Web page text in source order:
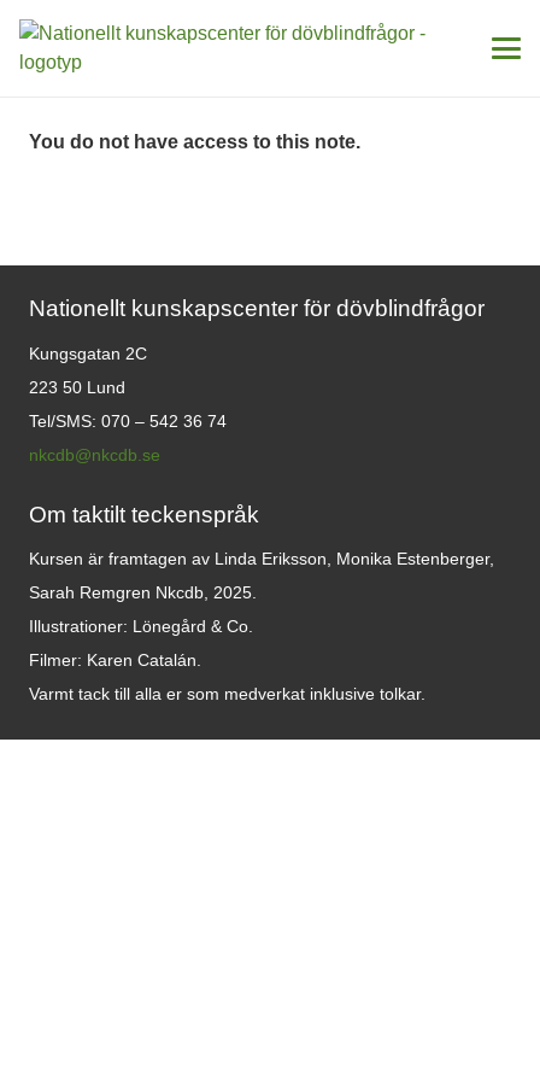
You do not have access to this note.
Nationellt kunskapscenter för dövblindfrågor
Kungsgatan 2C
223 50 Lund
Tel/SMS: 070 – 542 36 74
nkcdb@nkcdb.se
Om taktilt teckenspråk
Kursen är framtagen av Linda Eriksson, Monika Estenberger,
Sarah Remgren Nkcdb, 2025.
Illustrationer: Lönegård & Co.
Filmer: Karen Catalán.
Varmt tack till alla er som medverkat inklusive tolkar.